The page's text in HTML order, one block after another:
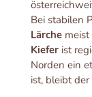
Bei stabilen
Lärchemeist
Kieferist
Norden ein
ist, bleibt